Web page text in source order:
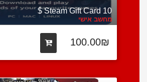
Steam Gift Card 10 $
מחשב אישי
100.00₪